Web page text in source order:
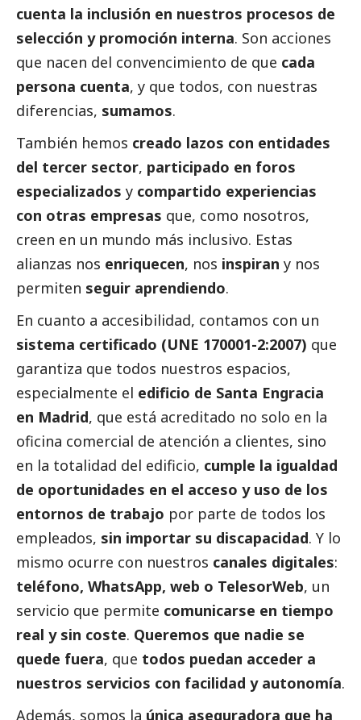
cuenta la inclusión en nuestros procesos de
selección y promoción interna. Son acciones
que nacen del convencimiento de que cada
persona cuenta, y que todos, con nuestras
diferencias, sumamos.
También hemos creado lazos con entidades
del tercer sector, participado en foros
especializados y compartido experiencias
con otras empresas que, como nosotros,
creen en un mundo más inclusivo. Estas
alianzas nos enriquecen, nos inspiran y nos
permiten seguir aprendiendo.
En cuanto a accesibilidad, contamos con un
sistema certificado (UNE 170001-2:2007) que
garantiza que todos nuestros espacios,
especialmente el edificio de Santa Engracia
en Madrid, que está acreditado no solo en la
oficina comercial de atención a clientes, sino
en la totalidad del edificio, cumple la igualdad
de oportunidades en el acceso y uso de los
entornos de trabajo por parte de todos los
empleados, sin importar su discapacidad. Y lo
mismo ocurre con nuestros canales digitales:
teléfono, WhatsApp, web o TelesorWeb, un
servicio que permite comunicarse en tiempo
real y sin coste. Queremos que nadie se
quede fuera, que todos puedan acceder a
nuestros servicios con facilidad y autonomía.
Además, somos la única aseguradora que ha